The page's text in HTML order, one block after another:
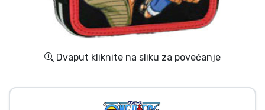
Dvaput kliknite na sliku za povećanje
Film proizvodi
Crtani proizvodi
Anime proizvodi